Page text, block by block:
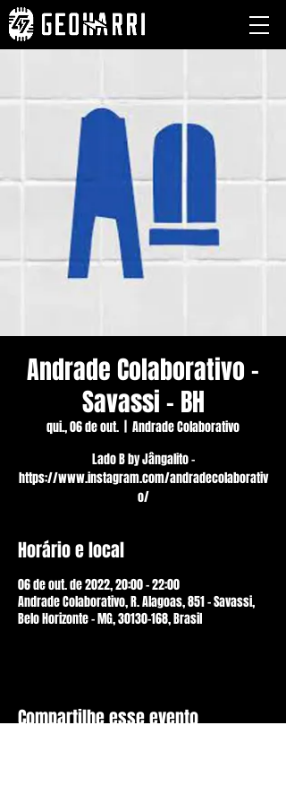
Andrade Colaborativo -
Savassi - BH
qui., 06 de out.
Andrade Colaborativo
Lado B by Jângalito -
https://www.instagram.com/andradecolaborativ
o/
Horário e local
06 de out. de 2022, 20:00 – 22:00
Andrade Colaborativo, R. Alagoas, 851 - Savassi,
Belo Horizonte - MG, 30130-168, Brasil
Compartilhe esse evento